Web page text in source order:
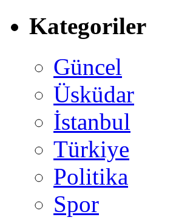
Kategoriler
Güncel
Üsküdar
İstanbul
Türkiye
Politika
Spor